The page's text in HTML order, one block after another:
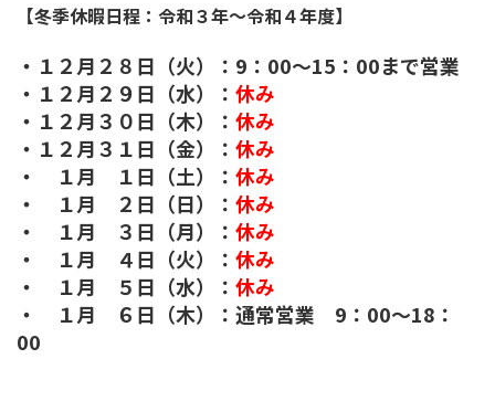
【冬季休暇日程：令和３年～令和４年度】
・１２月２８日（火）：9：00～15：00まで営業
・１２月２９日（水）： 休み
・１２月３０日（木）： 休み
・１２月３１日（金）： 休み
・ １月 １日（土）： 休み
・ １月 ２日（日）： 休み
・ １月 ３日（月）： 休み
・ １月 ４日（火）： 休み
・ １月 ５日（水）： 休み
・ １月 ６日（木）：通常営業 9：00～18：
00